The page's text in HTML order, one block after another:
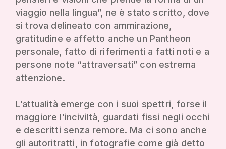
viaggio nella lingua”, ne è stato scritto, dove
si trova delineato con ammirazione,
gratitudine e affetto anche un Pantheon
personale, fatto di riferimenti a fatti noti e a
persone note “attraversati” con estrema
attenzione.
L’attualità emerge con i suoi spettri, forse il
maggiore l’inciviltà, guardati fissi negli occhi
e descritti senza remore. Ma ci sono anche
gli autoritratti, in fotografie come già detto